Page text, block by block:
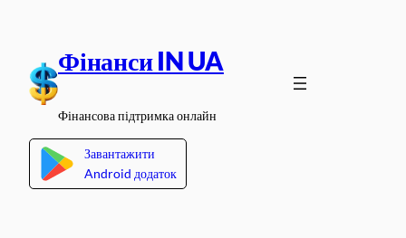
вмісту
Фінанси IN UA
Фінансова підтримка онлайн
Завантажити
Android додаток